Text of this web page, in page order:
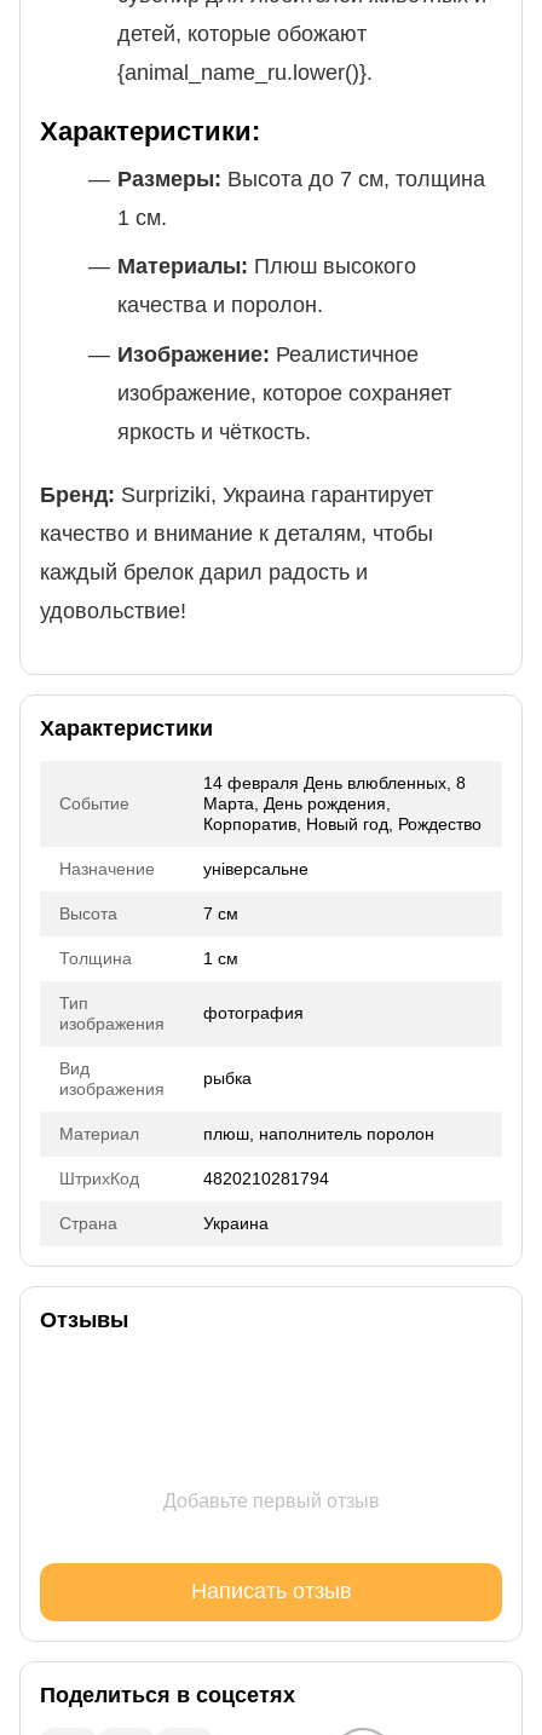
детей, которые обожают
{animal_name_ru.lower()}.
Характеристики:
Размеры: Высота до 7 см, толщина
1 см.
Материалы: Плюш высокого
качества и поролон.
Изображение: Реалистичное
изображение, которое сохраняет
яркость и чёткость.
Бренд: Surpriziki, Украина гарантирует
качество и внимание к деталям, чтобы
каждый брелок дарил радость и
удовольствие!
Характеристики
Событие
14 февраля День влюбленных, 8
Марта, День рождения,
Корпоратив, Новый год, Рождество
Назначение універсальне
Высота 7 см
Толщина 1 см
Тип
изображения
фотография
Вид
изображения
рыбка
Материал плюш, наполнитель поролон
ШтрихКод 4820210281794
Страна Украина
Отзывы
Добавьте первый отзыв
Написать отзыв
Поделиться в соцсетях